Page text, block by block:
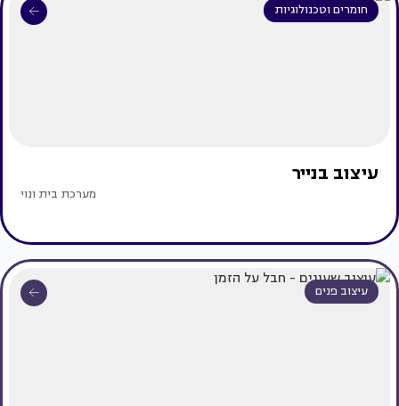
חומרים וטכנולוגיות
עיצוב בנייר
מערכת בית ונוי
עיצוב פנים